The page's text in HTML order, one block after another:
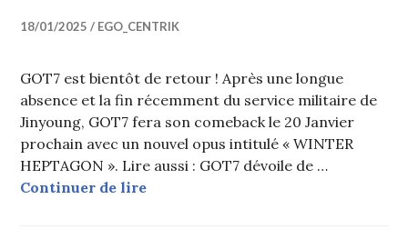
18/01/2025 EGO_CENTRIK
GOT7 est bientôt de retour ! Après une longue
absence et la fin récemment du service militaire de
Jinyoung, GOT7 fera son comeback le 20 Janvier
prochain avec un nouvel opus intitulé « WINTER
HEPTAGON ». Lire aussi : GOT7 dévoile de …
Continuer de lireGOT7 dévoile un teaser MV pour